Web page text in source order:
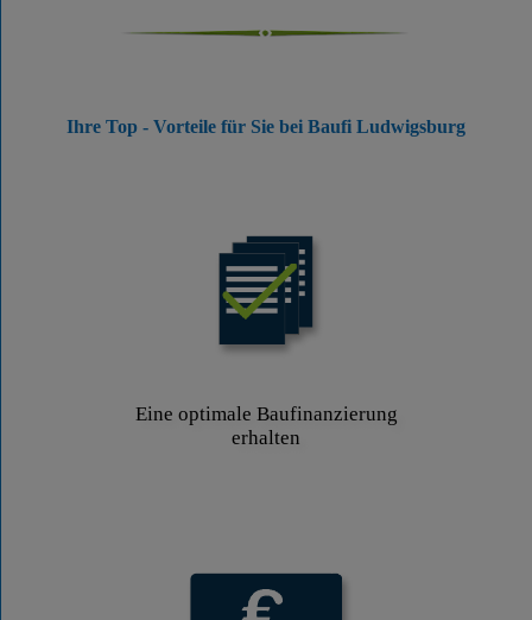
Ihre Top - Vorteile für Sie bei Baufi Ludwigsburg
Eine optimale Baufinanzierung
erhalten